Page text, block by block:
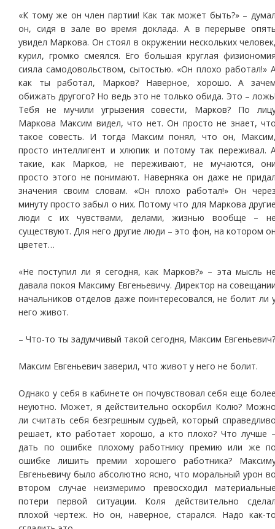
«К тому же он член партии! Как так может быть?» –
он, сидя в зале во время доклада. А в перерыве
увидел Маркова. Он стоял в окружении нескольких
курил, громко смеялся. Его большая круглая
сияла самодовольством, сытостью. «Он плохо работал!»
как ты работал, Марков? Наверное, хорошо. А
обижать другого? Но ведь это не только обида. Это –
Тебя не мучили угрызения совести, Марков? По
Маркова Максим видел, что нет. Он просто не знает,
такое совесть. И тогда Максим понял, что он,
просто интеллигент и хлюпик и потому так переживал.
такие, как Марков, не переживают, не мучаются,
просто этого не понимают. Наверняка он даже не
значения своим словам. «Он плохо работал!» Он
минуту просто забыл о них. Потому что для Маркова
люди с их чувствами, делами, жизнью вообще –
существуют. Для него другие люди – это фон, на котором
цветет…
«Не поступил ли я сегодня, как Марков?» – эта мысль
давала покоя Максиму Евгеньевичу. Директор на
начальников отделов даже поинтересовался, не болит ли
него живот.
– Что-то ты задумчивый такой сегодня, Максим Евгеньевич?
Максим Евгеньевич заверил, что живот у него не болит.
Однако у себя в кабинете он почувствовал себя еще
неуютно. Может, я действительно оскорбил Колю?
ли считать себя безгрешным судьей, который
решает, кто работает хорошо, а кто плохо? Что лучше
дать по ошибке плохому работнику премию или же
ошибке лишить премии хорошего работника?
Евгеньевичу было абсолютно ясно, что моральный урон
втором случае неизмеримо превосходил
потери первой ситуации. Коля действительно
плохой чертеж. Но он, наверное, старался. Надо как-